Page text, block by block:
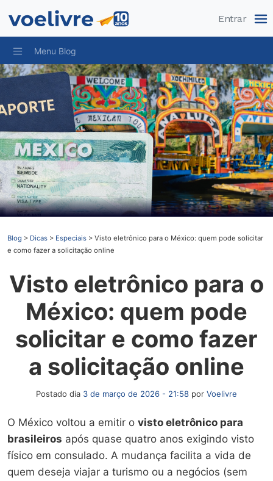
Entrar
Menu Blog
Blog > Dicas > Especiais > Visto eletrônico para o México: quem pode solicitar
e como fazer a solicitação online
Visto eletrônico para o
México: quem pode
solicitar e como fazer
a solicitação online
Postado dia 3 de março de 2026 - 21:58 por Voelivre
O México voltou a emitir o visto eletrônico para
brasileiros após quase quatro anos exigindo visto
físico em consulado. A mudança facilita a vida de
quem deseja viajar a turismo ou a negócios (sem